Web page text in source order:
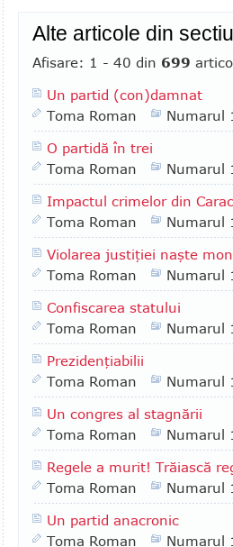
Alte articole din
Afisare: 1 - 40 din 699
Un partid (con)damnat
Toma Roman
Numarul
O partidă în trei
Toma Roman
Numarul
Impactul crimelor din
Toma Roman
Numarul
Violarea justiţiei naşte
Toma Roman
Numarul
Confiscarea statului
Toma Roman
Numarul
Prezidenţiabilii
Toma Roman
Numarul
Un congres al stagnării
Toma Roman
Numarul
Regele a murit! Trăiască
Toma Roman
Numarul
Un partid anacronic
Toma Roman
Numarul